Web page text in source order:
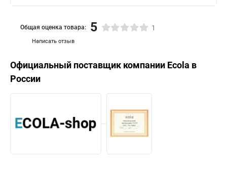
Написать отзыв
Общая оценка товара: 5 1
Официальный поставщик компании Ecola в
России